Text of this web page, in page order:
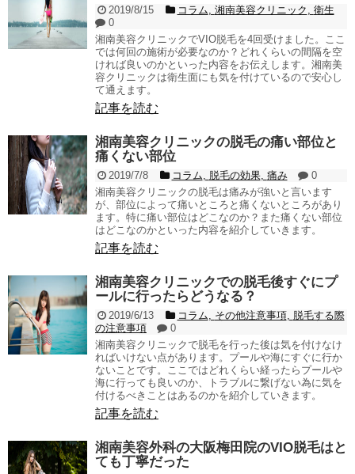
2019/8/15 コラム, 湘南美容クリニック , 衛生
0
湘南美容クリニックでVIO脱毛を4回受けました。ここ
では何回の施術が必要なのか？どれくらいの間隔を空
ければ良いのかといった内容をお伝えします。湘南美
容クリニックは衛生面にも気を付けているので安心し
て通えます。
記事を読む
湘南美容クリニックの脱毛の痛い部位と
痛くない部位
2019/7/8 コラム, 脱毛の効果, 痛み
0
湘南美容クリニックの脱毛は痛みが強いと言います
が、部位によって痛いところと痛くないところがあり
ます。特に痛い部位はどこなのか？また痛くない部位
はどこなのかといった内容を紹介していきます。
記事を読む
湘南美容クリニックでの脱毛後すぐにプ
ールに行ったらどうなる？
2019/6/13 コラム, その他注意事項, 脱毛する際
の注意事項
0
湘南美容クリニックで脱毛を行った後は気を付けなけ
ればいけない点があります。プールや海にすぐに行か
ないことです。ここではどれくらい経ったらプールや
海に行っても良いのか、トラブルに繋げない為に気を
付けるべきことはあるのかを紹介していきます。
記事を読む
湘南美容外科の大阪梅田院のVIO脱毛はと
ても丁寧だった